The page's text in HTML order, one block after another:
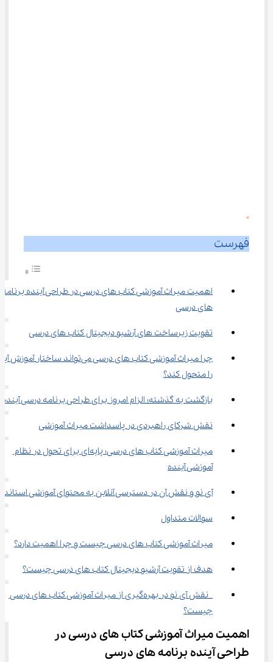
0
فهرست
های درسی
تقویت زیرساخت‌ های آرشیو دیجیتال کتاب ‌های درسی
چرا میراث آموزشی کتاب ‌های درسی می‌تواند ساختار
را متحول کند؟
بازگشت به گذشته؛ الزام امروز برای طراحی برنامه درسی آینده
نقش شرکای راهبردی در پاسداشت میراث آموزشی
میراث آموزشی کتاب‌ های درسی؛ پایه‌ای برای تحول در نظام
آموزشی آینده
آی ‌نو و نقش آن در دسترسی آنلاین به محتوای آموزشی استاندارد
سوالات متداول
میراث آموزشی کتاب ‌های درسی چیست و چرا اهمیت دارد؟
هدف از تقویت آرشیو دیجیتال کتاب‌ های درسی چیست؟
نقش آی ‌نو در بهره‌گیری از میراث آموزشی کتاب ‌های درسی
چیست؟
اهمیت میراث آموزشی کتاب‌ های درسی در
طراحی آینده برنامه‌ های درسی